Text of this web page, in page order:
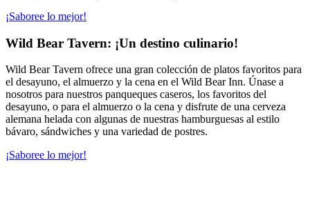
¡Saboree lo mejor!
Wild Bear Tavern: ¡Un destino culinario!
Wild Bear Tavern ofrece una gran colección de platos favoritos para
el desayuno, el almuerzo y la cena en el Wild Bear Inn. Únase a
nosotros para nuestros panqueques caseros, los favoritos del
desayuno, o para el almuerzo o la cena y disfrute de una cerveza
alemana helada con algunas de nuestras hamburguesas al estilo
bávaro, sándwiches y una variedad de postres.
¡Saboree lo mejor!